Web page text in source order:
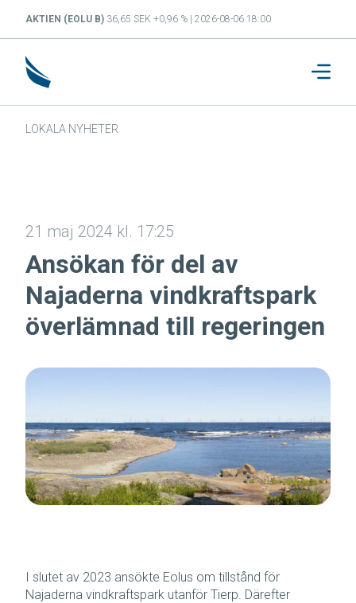
AKTIEN (EOLU B) 36,65 SEK +0,96 % | 2026-08-06 18:00
LOKALA NYHETER
21 maj 2024 kl. 17:25
Ansökan för del av
Najaderna vindkraftspark
överlämnad till regeringen
I slutet av 2023 ansökte Eolus om tillstånd för
Najaderna vindkraftspark utanför Tierp. Därefter